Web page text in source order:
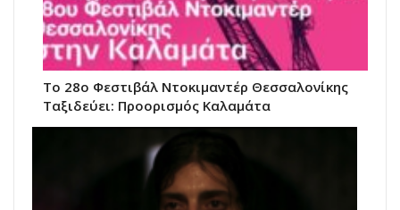
Το 28ο Φεστιβάλ Ντοκιμαντέρ Θεσσαλονίκης
Ταξιδεύει: Προορισμός Καλαμάτα